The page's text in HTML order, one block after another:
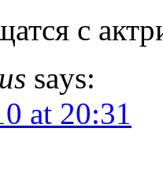
с
says:
at 20:31